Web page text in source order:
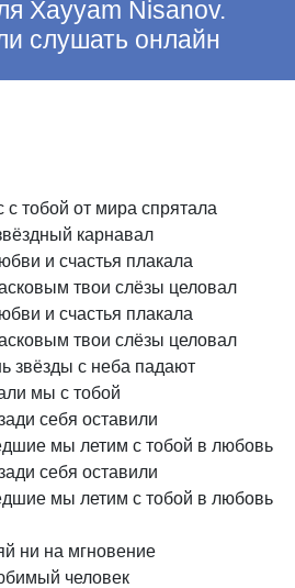
Xayyam Nisanov.
слушать онлайн
с тобой от мира спрятала
карнавал
и счастья плакала
твои слёзы целовал
и счастья плакала
твои слёзы целовал
звёзды с неба падают
мы с тобой
себя оставили
мы летим с тобой в любовь
себя оставили
мы летим с тобой в любовь
ни на мгновение
человек